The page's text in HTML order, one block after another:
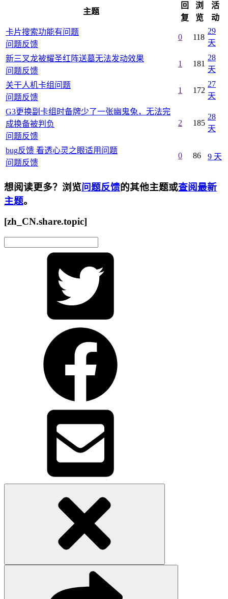
主题
回
复
浏
览
活
动
卡片搜索功能有问题
问题反馈
0 118
29
天
新三叉龙被耀圣红阵送墓无法发动效果
问题反馈
1 181
28
天
关干人机卡组问题
问题反馈
1 172
27
天
G3更换副卡组时备牌少了一张幽鬼兔，无法完
成换备被判负
问题反馈
2 185
28
天
bug反馈 看透心灵之眼适用问题
问题反馈
0 86 9 天
想阅读更多？浏览问题反馈的其他主题或查阅最新
主题。
[zh_CN.share.topic]